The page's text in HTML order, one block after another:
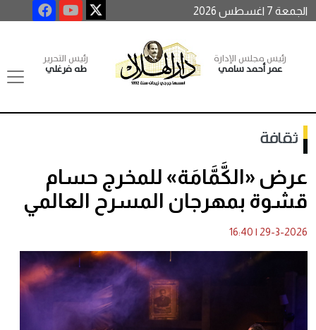
الجمعة 7 اغسطس 2026
رئيس مجلس الإدارة
عمر أحمد سامي
رئيس التحرير
طه فرغلي
ثقافة
عرض «الكَّمَّامَة» للمخرج حسام
قشوة بمهرجان المسرح العالمي
29-3-2026
|
16:40